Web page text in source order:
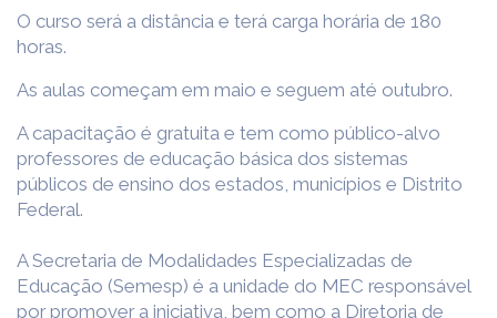
O curso será a distância e terá carga horária de 180
horas.
As aulas começam em maio e seguem até outubro.
A capacitação é gratuita e tem como público-alvo
professores de educação básica dos sistemas
públicos de ensino dos estados, municípios e Distrito
Federal.
A Secretaria de Modalidades Especializadas de
Educação (Semesp) é a unidade do MEC responsável
por promover a iniciativa, bem como a Diretoria de